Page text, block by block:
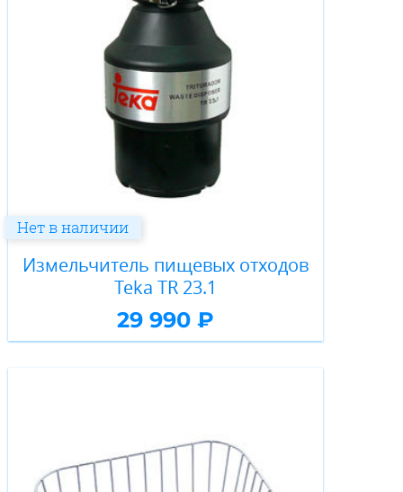
Измельчитель пищевых отходов
Teka TR 23.1
29 990 ₽
Нет в наличии